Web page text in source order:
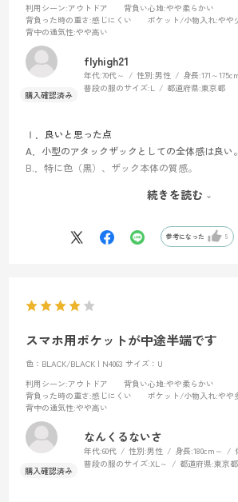
利用シーン:アウトドア 背負い心地:やや柔らかい
背負った時の重さ:感じにくい ポケット/小物入れ:やや
背中の通気性:やや高い
flyhigh21
年代:70代～ 性別:男性 身長:171～
普段の服のサイズ:L 都道府県:東京都
Ⅰ．良いと思った点
A．小型のアタックザックとしての全体感は良い。
B.．特に色（黒）、ザック本体の質感。
Ｄ．全体的に縦長で背負いやすい。
Ⅱ．やや？と感じた点
A. ショルダーベルト左の携帯入れ （ちょっと
Ｃ．個人的にあまり使わないが、ウェイストベル
続きを読む
参考になった 5
スマホ用ポケットが中途半端です
色：BLACK/BLACK | N4063 サイズ：U
利用シーン:アウトドア 背負い心地:やや柔らかい
背負った時の重さ:感じにくい ポケット/小物入れ:やや
背中の通気性:やや高い
なんくるないさ
年代:60代 性別:男性 身長:180cm～
普段の服のサイズ:XL～ 都道府県:東京都